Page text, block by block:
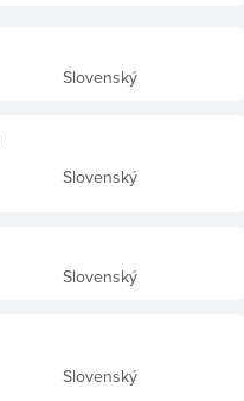
Slovenský
Slovenský
Slovenský
Slovenský